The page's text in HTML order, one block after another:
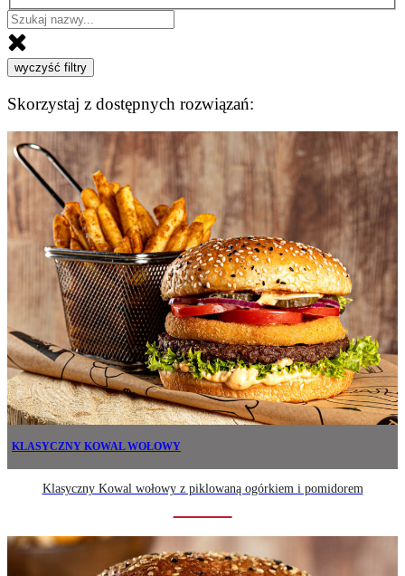
wyczyść filtry
Skorzystaj z dostępnych rozwiązań:
KLASYCZNY KOWAL WOŁOWY
Klasyczny Kowal wołowy z piklowaną ogórkiem i pomidorem